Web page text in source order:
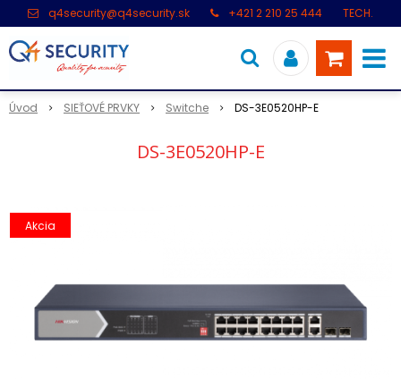
q4security@q4security.sk +421 2 210 25 444
TECH.
Úvod SIEŤOVÉ PRVKY Switche DS-3E0520HP-E
DS-3E0520HP-E
Akcia